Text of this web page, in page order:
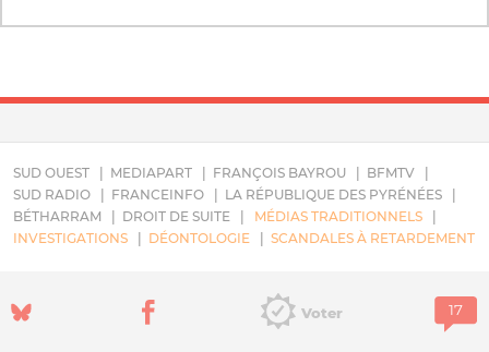
SUD OUEST MEDIAPART FRANÇOIS BAYROU
BFMTV
SUD RADIO
FRANCEINFO
LA RÉPUBLIQUE DES PYRÉNÉES
BÉTHARRAM
DROIT DE SUITE
MÉDIAS TRADITIONNELS
INVESTIGATIONS
DÉONTOLOGIE SCANDALES À RETARDEMENT
Voter